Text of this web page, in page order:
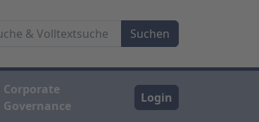
Corporate
Governance
Login